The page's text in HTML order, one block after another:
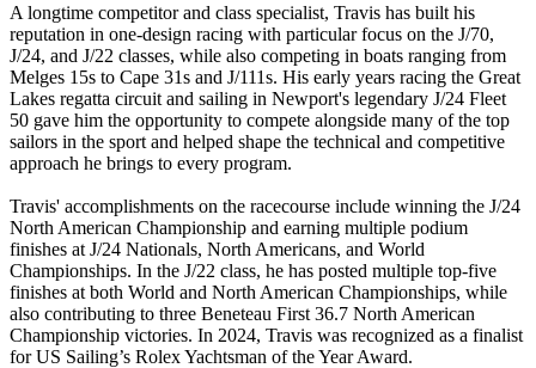
A longtime competitor and class specialist, Travis has built his
reputation in one-design racing with particular focus on the J/70,
J/24, and J/22 classes, while also competing in boats ranging from
Melges 15s to Cape 31s and J/111s. His early years racing the Great
Lakes regatta circuit and sailing in Newport's legendary J/24 Fleet
50 gave him the opportunity to compete alongside many of the top
sailors in the sport and helped shape the technical and competitive
approach he brings to every program.
Travis' accomplishments on the racecourse include winning the J/24
North American Championship and earning multiple podium
finishes at J/24 Nationals, North Americans, and World
Championships. In the J/22 class, he has posted multiple top-five
finishes at both World and North American Championships, while
also contributing to three Beneteau First 36.7 North American
Championship victories. In 2024, Travis was recognized as a finalist
for US Sailing’s Rolex Yachtsman of the Year Award.